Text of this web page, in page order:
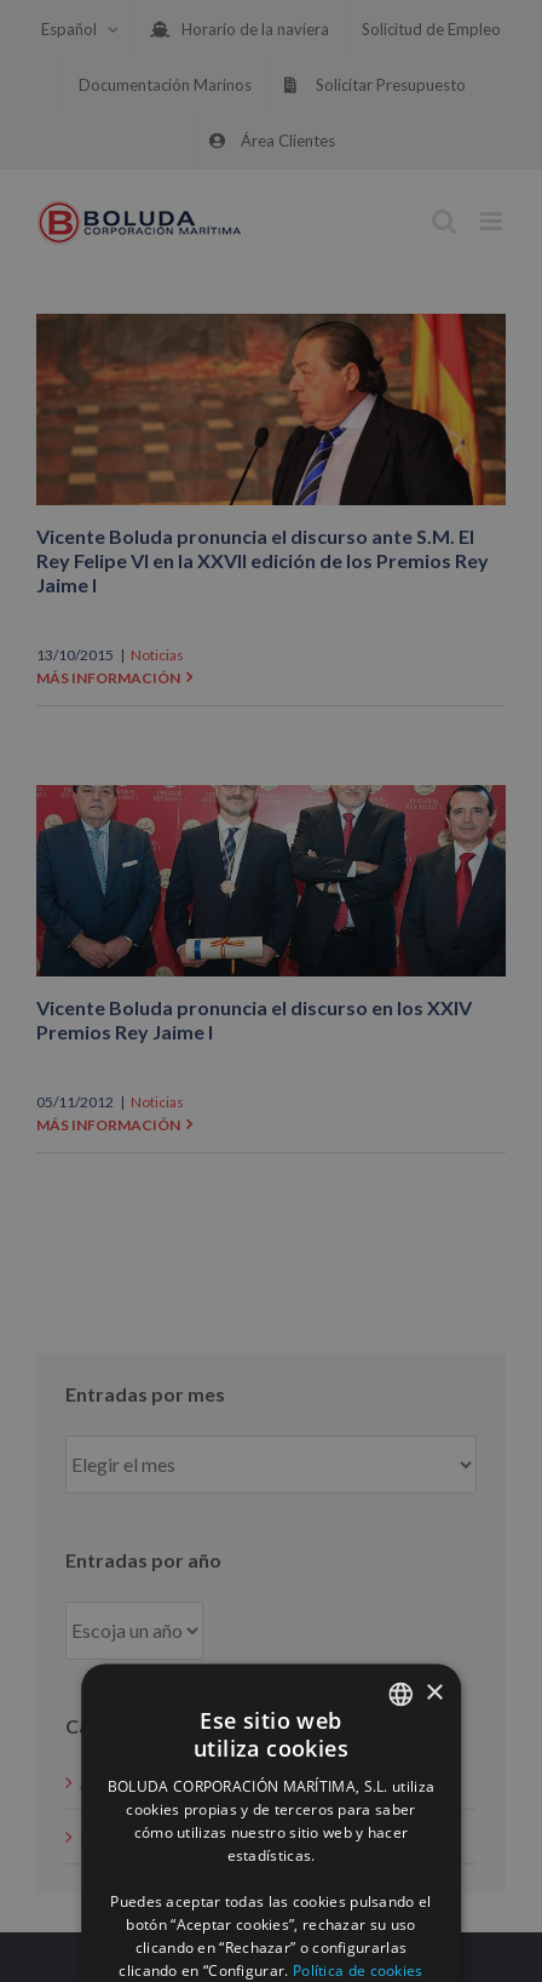
Español Horario de la naviera Solicitud de Empleo
Documentación Marinos Solicitar Presupuesto
Área Clientes
Vicente Boluda pronuncia el discurso ante S.M. El
Rey Felipe VI en la XXVII edición de los Premios Rey
Jaime I
13/10/2015 | Noticias
MÁS INFORMACIÓN
Vicente Boluda pronuncia el discurso en los XXIV
Premios Rey Jaime I
05/11/2012 | Noticias
MÁS INFORMACIÓN
Entradas por mes
por
Entradas por año
Categorías
Acción social
Noticias
ENGLISH
FRENCH
×
Ese sitio web
utiliza cookies
BOLUDA CORPORACIÓN MARÍTIMA, S.L. utiliza
cookies propias y de terceros para saber
cómo utilizas nuestro sitio web y hacer
estadísticas.
Puedes aceptar todas las cookies pulsando el
botón “Aceptar cookies”, rechazar su uso
clicando en “Rechazar” o configurarlas
clicando en “Configurar. Política de cookies